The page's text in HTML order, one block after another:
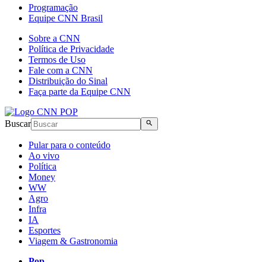
Programação
Equipe CNN Brasil
Sobre a CNN
Política de Privacidade
Termos de Uso
Fale com a CNN
Distribuição do Sinal
Faça parte da Equipe CNN
Buscar
Pular para o conteúdo
Ao vivo
Política
Money
WW
Agro
Infra
IA
Esportes
Viagem & Gastronomia